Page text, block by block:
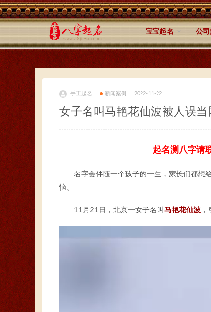
宝宝起名 公司
手工起名 新闻案例 2022-11-22
女子名叫马艳花仙波被人误
起名测八字请
名字会伴随一个孩子的一生，家长们都想
恼。
11月21日，北京一女子名叫 马艳花仙波